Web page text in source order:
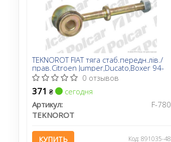
TEKNOROT FIAT тяга стаб.передн.лів./
прав.Citroen Jumper,Ducato,Boxer 94-
0 отзывов
371 ₴
сегодня
Артикул:
F-780
TEKNOROT
КУПИТЬ Код: 891035-48